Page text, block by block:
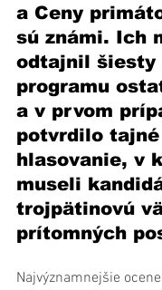
a Ceny
sú známi. Ich
odtajnil šiesty
programu
a v prvom
potvrdilo tajné
hlasovanie, v
museli
trojpätinovú
prítomných
Najvýznamnejšie